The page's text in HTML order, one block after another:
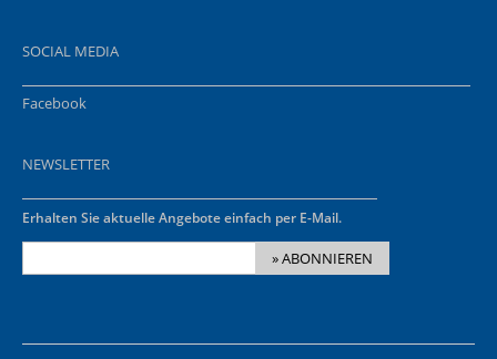
SOCIAL MEDIA
Facebook
NEWSLETTER
Erhalten Sie aktuelle Angebote einfach per E-Mail.
» ABONNIEREN